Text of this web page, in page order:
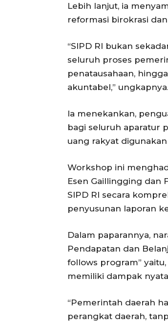
Lebih lanjut, ia
reformasi birokrasi
“SIPD RI bukan
seluruh proses
penatausahaan,
akuntabel,” ungkapnya.
Ia menekankan,
bagi seluruh aparatur
uang rakyat
Workshop ini
Esen Gaillingging dan
SIPD RI secara
penyusunan laporan
Dalam paparannya,
Pendapatan dan
follows program”
memiliki dampak
“Pemerintah daerah
perangkat daerah,